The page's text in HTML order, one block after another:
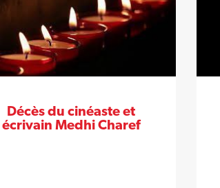
Décès du cinéaste et
écrivain Medhi Charef